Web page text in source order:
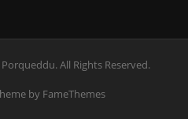
All Rights Reserved.
by FameThemes